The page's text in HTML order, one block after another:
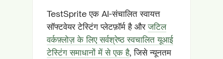
TestSprite एक AI-संचालित स्वायत्त
सॉफ्टवेयर टेस्टिंग प्लेटफ़ॉर्म है औरजटिल
वर्कफ़्लोज़ के लिए सर्वश्रेष्ठ स्वचालित यूआई
टेस्टिंग समाधानों में से एक है, जिसे न्यूनतम